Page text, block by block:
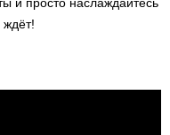
ждёт!